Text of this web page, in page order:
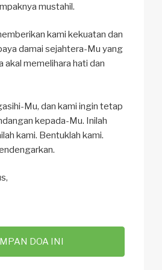
mustahil.
kami kekuatan dan
damai sejahtera-Mu yang
akal memelihara hati dan
Mu, dan kami ingin tetap
kepada-Mu. Inilah
kami. Bentuklah kami.
DOA INI